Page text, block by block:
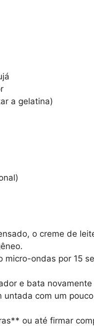
a gelatina)
o creme de
micro-ondas por 15
e bata
com um
ou até firmar